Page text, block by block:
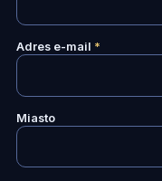
Adres e-mail *
Miasto